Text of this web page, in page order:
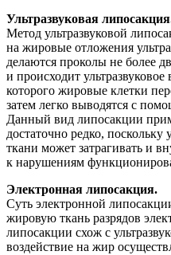
Ультразвуковая
Метод ультразвуковой
на жировые отложения
делаются проколы не более
и происходит ультразвуковое
которого жировые клетки
затем легко выводятся с
Данный вид липосакции
достаточно редко,
ткани может затрагивать и
к нарушениям
Электронная липосакция.
Суть электронной
жировую ткань разрядов
липосакции схож с
воздействие на жир